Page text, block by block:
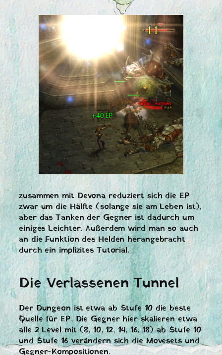
zusammen mit Devona reduziert sich die EP
zwar um die Hälfte (solange sie am Leben ist),
aber das Tanken der Gegner ist dadurch um
einiges Leichter. Außerdem wird man so auch
an die Funktion des Helden herangebracht
durch ein implizites Tutorial.
Die Verlassenen Tunnel
Der Dungeon ist etwa ab Stufe 10 die beste
Quelle für EP, Die Gegner hier skalieren etwa
alle 2 Level mit (8, 10, 12, 14, 16, 18) ab Stufe 10
und Stufe 16 verändern sich die Movesets und
Gegner-Kompositionen.